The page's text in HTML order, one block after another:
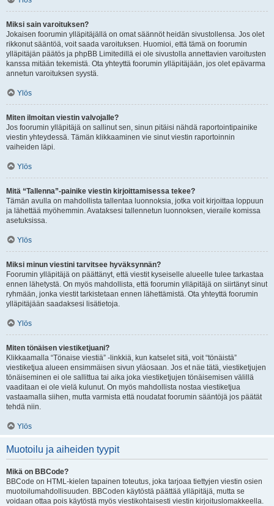
Miksi sain varoituksen?
Jokaisen foorumin ylläpitäjällä on omat säännöt heidän sivustollensa. Jos olet
rikkonut sääntöä, voit saada varoituksen. Huomioi, että tämä on foorumin
ylläpitäjän päätös ja phpBB Limitedillä ei ole sivustolla annettavien varoitusten
kanssa mitään tekemistä. Ota yhteyttä foorumin ylläpitäjään, jos olet epävarma
annetun varoituksen syystä.
Ylös
Miten ilmoitan viestin valvojalle?
Jos foorumin ylläpitäjä on sallinut sen, sinun pitäisi nähdä raportointipainike
viestin yhteydessä. Tämän klikkaaminen vie sinut viestin raportoinnin
vaiheiden läpi.
Ylös
Mitä “Tallenna”-painike viestin kirjoittamisessa tekee?
Tämän avulla on mahdollista tallentaa luonnoksia, jotka voit kirjoittaa loppuun
ja lähettää myöhemmin. Avataksesi tallennetun luonnoksen, vieraile komissa
asetuksissa.
Ylös
Miksi minun viestini tarvitsee hyväksynnän?
Foorumin ylläpitäjä on päättänyt, että viestit kyseiselle alueelle tulee tarkastaa
ennen lähetystä. On myös mahdollista, että foorumin ylläpitäjä on siirtänyt sinut
ryhmään, jonka viestit tarkistetaan ennen lähettämistä. Ota yhteyttä foorumin
ylläpitäjään saadaksesi lisätietoja.
Ylös
Miten tönäisen viestiketjuani?
Klikkaamalla “Tönaise viestiä” -linkkiä, kun katselet sitä, voit “tönäistä”
viestiketjua alueen ensimmäisen sivun yläosaan. Jos et näe tätä, viestiketjujen
tönäiseminen ei ole sallittua tai aika joka viestiketjujen tönäisemisen välillä
vaaditaan ei ole vielä kulunut. On myös mahdollista nostaa viestiketjua
vastaamalla siihen, mutta varmista että noudatat foorumin sääntöjä jos päätät
tehdä niin.
Ylös
Muotoilu ja aiheiden tyypit
Mikä on BBCode?
BBCode on HTML-kielen tapainen toteutus, joka tarjoaa tiettyjen viestin osien
muotoilumahdollisuuden. BBCoden käytöstä päättää ylläpitäjä, mutta se
voidaan ottaa pois käytöstä myös viestikohtaisesti viestin kirjoituslomakkeella.